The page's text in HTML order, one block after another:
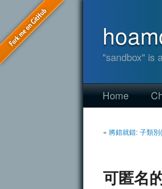
"sandbox" is
Home
« 將錯就錯: 子類
可匿名